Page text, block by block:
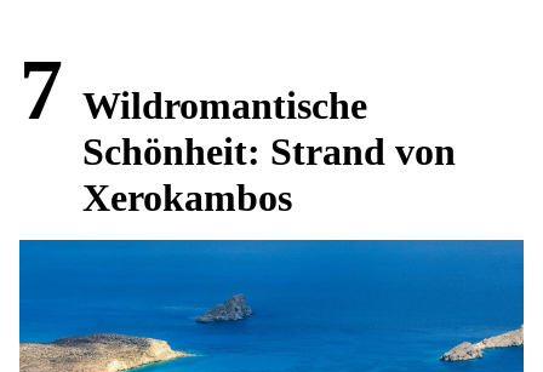
7 Wildromantische
Schönheit: Strand von
Xerokambos